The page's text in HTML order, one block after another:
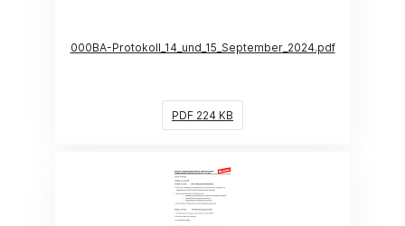
000BA-Protokoll_14_und_15_September_2024.pdf
PDF 224 KB
(Link öffnet ein neues Fenster)